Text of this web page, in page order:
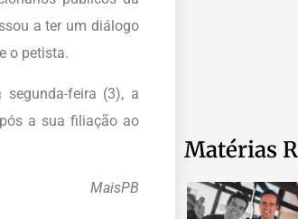
a ter um diálogo
o petista.
segunda-feira (3), a
a sua filiação ao
MaisPB
Matérias